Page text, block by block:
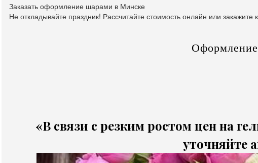
Заказать оформление шарами в Минске
Не откладывайте праздник! Рассчитайте стоимость онлайн или
«В связи с резким ростом цен на
уточняйте